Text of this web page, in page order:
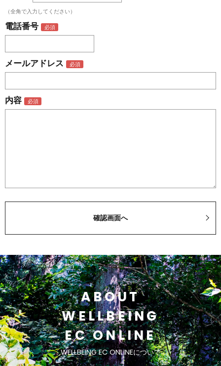
（全角で入力してください）
電話番号
メールアドレス
内容
ABOUT
WELLBEING
EC ONLINE
WELLBEING EC ONLINEについて